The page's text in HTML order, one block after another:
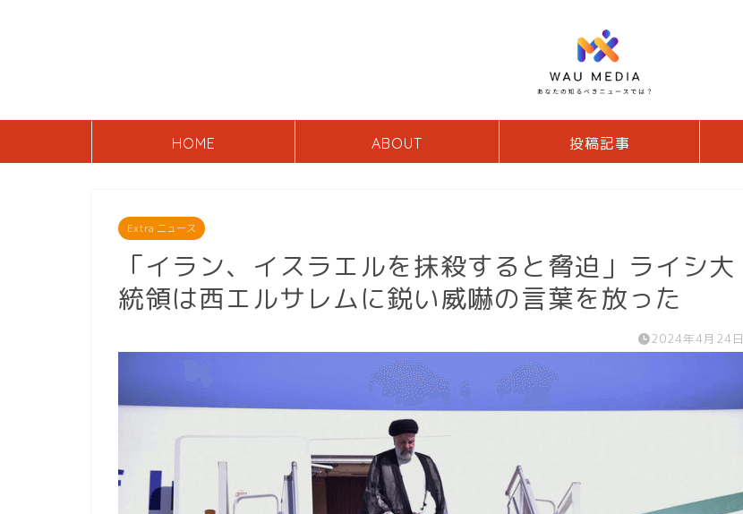
HOME ABOUT 投稿記事
Extra ニュース
「イラン、イスラエルを抹殺すると脅迫」ライシ大
統領は西エルサレムに鋭い威嚇の言葉を放った
2024年4月24日